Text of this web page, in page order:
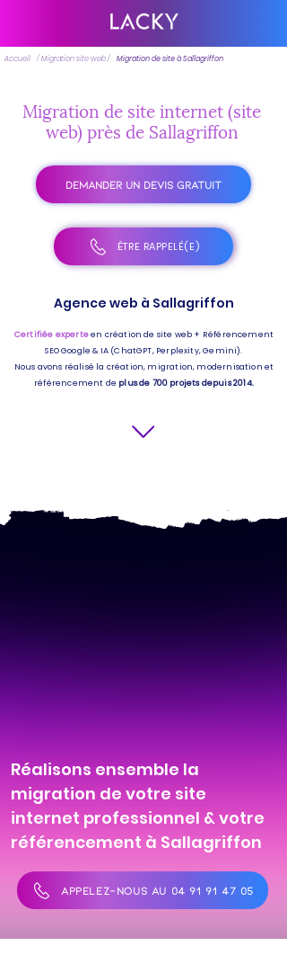
Accueil / Migration site web / Migration de site à Sallagriffon
Migration de site internet (site
web) près de Sallagriffon
DEMANDER UN DEVIS GRATUIT
ÊTRE RAPPELÉ(E)
Agence web à Sallagriffon
Certifiée experteen création de site web + Référencement
SEO Google & IA (ChatGPT, Perplexity, Gemini).
Nous avons réalisé la création, migration, modernisation et
référencement de plus de 700 projets depuis 2014.
Réalisons ensemble la
migration de votre site
internet professionnel & votre
référencement à Sallagriffon
APPELEZ-NOUS AU 04 91 91 47 05